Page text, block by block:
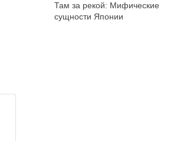
Там за рекой: Мифические
сущности Японии